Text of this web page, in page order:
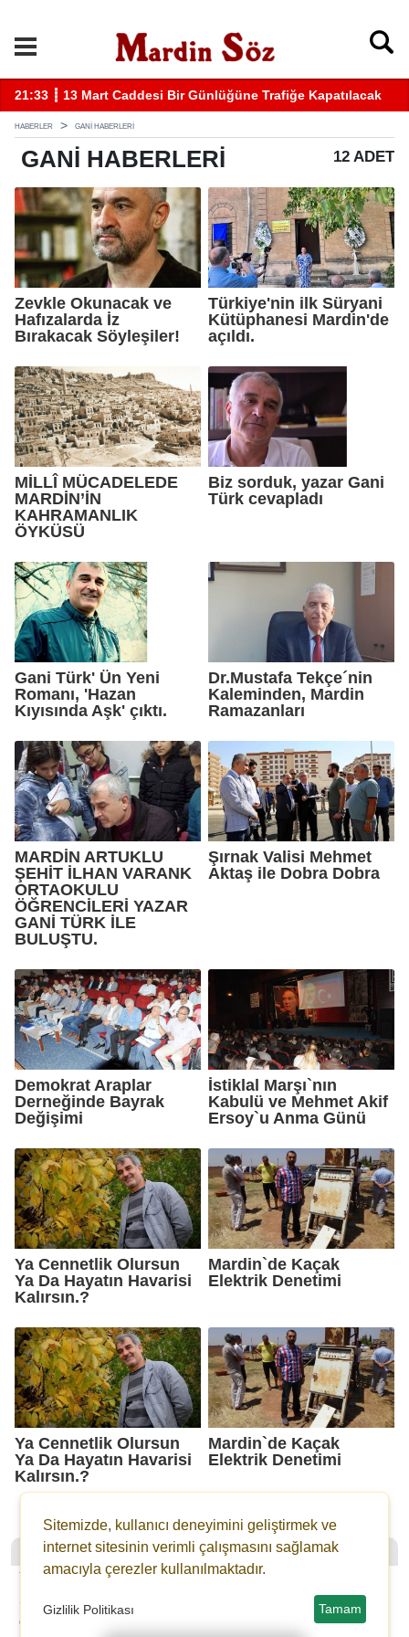
11:57 ┋ Midyat’ta bıçaklı kavga can aldı
HABERLER GANI HABERLERI
GANI HABERLERI 12 ADET
Zevkle Okunacak ve
Hafızalarda İz
Bırakacak Söyleşiler!
Türkiye'nin ilk Süryani
Kütüphanesi Mardin'de
açıldı.
MİLLÎ MÜCADELEDE
MARDİN’İN
KAHRAMANLIK
ÖYKÜSÜ
Biz sorduk, yazar Gani
Türk cevapladı
Gani Türk' Ün Yeni
Romanı, 'Hazan
Kıyısında Aşk' çıktı.
Dr.Mustafa Tekçe´nin
Kaleminden, Mardin
Ramazanları
MARDİN ARTUKLU
ŞEHİT İLHAN VARANK
ORTAOKULU
ÖĞRENCİLERİ YAZAR
GANİ TÜRK İLE
BULUŞTU.
Şırnak Valisi Mehmet
Aktaş ile Dobra Dobra
Demokrat Araplar
Derneğinde Bayrak
Değişimi
İstiklal Marşı`nın
Kabulü ve Mehmet Akif
Ersoy`u Anma Günü
Ya Cennetlik Olursun
Ya Da Hayatın Havarisi
Kalırsın.?
Mardin`de Kaçak
Elektrik Denetimi
Ya Cennetlik Olursun
Ya Da Hayatın Havarisi
Kalırsın.?
Mardin`de Kaçak
Elektrik Denetimi
Mardin Söz
YAZARLAR
SON DAKİKA
GALERİLER
YASAL
İLETIŞIM
YAYIN İLKELERI
Sitemizde, kullanıcı deneyimini geliştirmek ve
internet sitesinin verimli çalışmasını sağlamak
amacıyla çerezler kullanılmaktadır.
Gizlilik Politikası Tamam